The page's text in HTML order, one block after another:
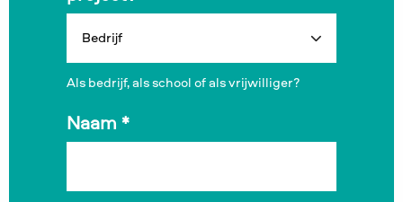
Als bedrijf, als school of als vrijwilliger?
Naam *